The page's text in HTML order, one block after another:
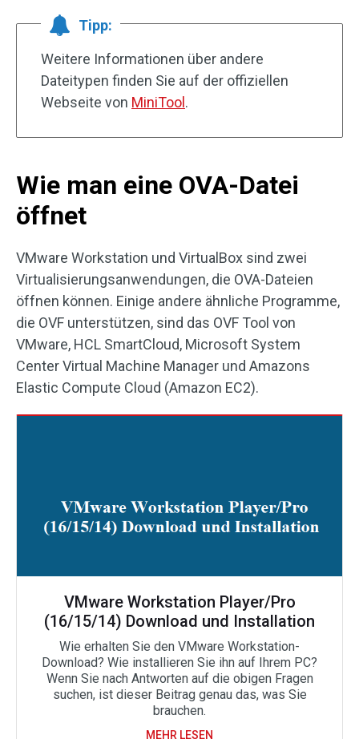
Tipp:
Weitere Informationen über andere
Dateitypen finden Sie auf der offiziellen
Webseite von MiniTool .
Wie man eine OVA-Datei
öffnet
VMware Workstation und VirtualBox sind zwei
Virtualisierungsanwendungen, die OVA-Dateien
öffnen können. Einige andere ähnliche Programme,
die OVF unterstützen, sind das OVF Tool von
VMware, HCL SmartCloud, Microsoft System
Center Virtual Machine Manager und Amazons
Elastic Compute Cloud (Amazon EC2).
VMware Workstation Player/Pro
(16/15/14) Download und Installation
Wie erhalten Sie den VMware Workstation-
Download? Wie installieren Sie ihn auf Ihrem PC?
Wenn Sie nach Antworten auf die obigen Fragen
suchen, ist dieser Beitrag genau das, was Sie
brauchen.
MEHR LESEN